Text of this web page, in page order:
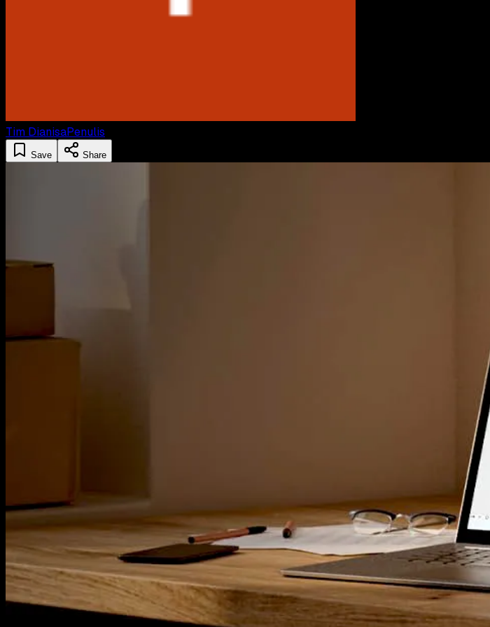
Tim DianisaPenulis
Save Share